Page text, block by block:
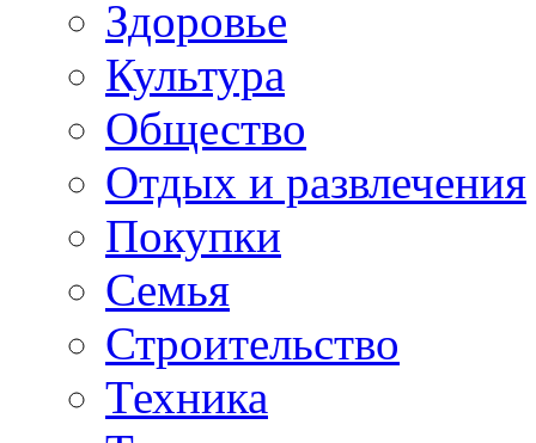
Здоровье
Культура
Общество
Отдых и развлечения
Покупки
Семья
Строительство
Техника